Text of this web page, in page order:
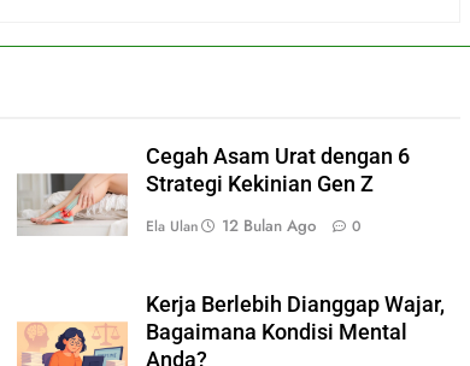
Cegah Asam Urat dengan 6
Strategi Kekinian Gen Z
Ela Ulan 12 Bulan Ago 0
Kerja Berlebih Dianggap Wajar,
Bagaimana Kondisi Mental
Anda?